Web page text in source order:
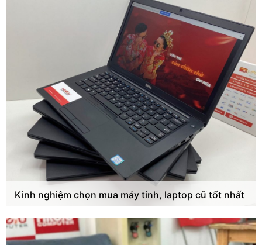
Kinh nghiệm chọn mua máy tính, laptop cũ tốt nhất